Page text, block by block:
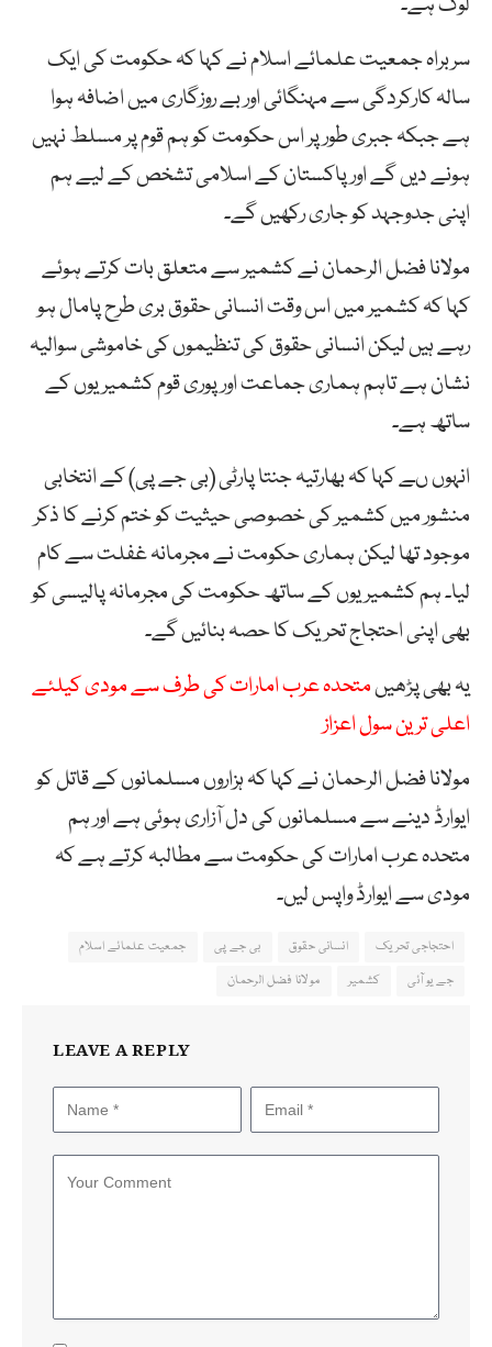
سربراہ جمعیت علمائے اسلام نے کہا کہ حکومت کی ایک
سالہ کارکردگی سے مہنگائی اور بے روزگاری میں اضافہ ہوا
ہے جبکہ جبری طور پر اس حکومت کو ہم قوم پر مسلط نہیں
ہونے دیں گے اور پاکستان کے اسلامی تشخص کے لیے ہم
اپنی جدوجہد کو جاری رکھیں گے۔
مولانا فضل الرحمان نے کشمیر سے متعلق بات کرتے ہوئے
کہا کہ کشمیر میں اس وقت انسانی حقوق بری طرح پامال ہو
رہے ہیں لیکن انسانی حقوق کی تنظیموں کی خاموشی سوالیہ
نشان ہے تاہم ہماری جماعت اور پوری قوم کشمیریوں کے
ساتھ ہے۔
انہوں ںے کہا کہ بھارتیہ جنتا پارٹی (بی جے پی) کے انتخابی
منشور میں کشمیر کی خصوصی حیثیت کو ختم کرنے کا ذکر
موجود تھا لیکن ہماری حکومت نے مجرمانہ غفلت سے کام
لیا۔ ہم کشمیریوں کے ساتھ حکومت کی مجرمانہ پالیسی کو
بھی اپنی احتجاج تحریک کا حصہ بنائیں گے۔
یہ بھی پڑھیںمتحدہ عرب امارات کی طرف سے مودی کیلئے
اعلی ترین سول اعزاز
مولانا فضل الرحمان نے کہا کہ ہزاروں مسلمانوں کے قاتل کو
ایوارڈ دینے سے مسلمانوں کی دل آزاری ہوئی ہے اور ہم
متحدہ عرب امارات کی حکومت سے مطالبہ کرتے ہے کہ
مودی سے ایوارڈ واپس لیں۔
احتجاجی تحریک انسانی حقوق بی جے پی
جمعیت علمائے اسلام
جے یو آئی
کشمیر مولانا فضل الرحمان
LEAVE A REPLY